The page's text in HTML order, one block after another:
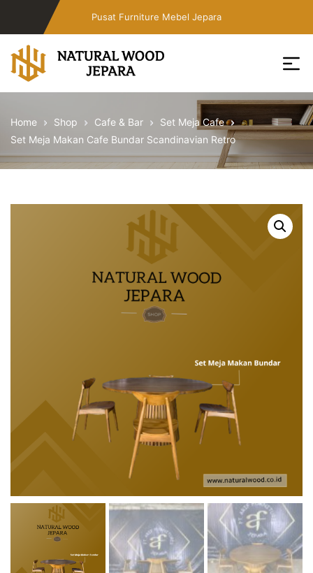
content
Pusat Furniture Mebel Jepara
Toko
Cafe
Jepara
Jati
Home Shop Cafe & Bar
Set Meja Cafe
Set Meja Makan Cafe Bundar Scandinavian Retro